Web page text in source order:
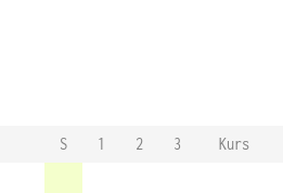
S 1 2 3
Kurs